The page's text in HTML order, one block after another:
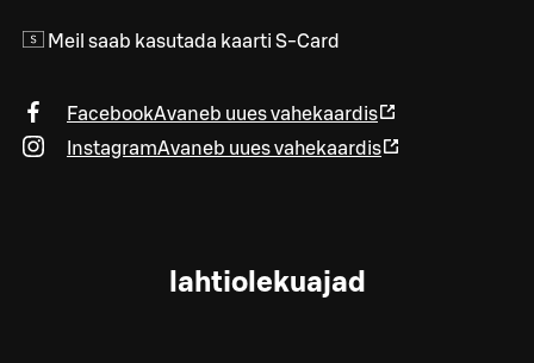
Meil saab kasutada kaarti S-Card
FacebookAvaneb uues vahekaardis
InstagramAvaneb uues vahekaardis
lahtiolekuajad